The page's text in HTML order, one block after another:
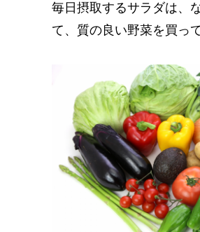
毎日摂取するサラダは、
て、質の良い野菜を買っ